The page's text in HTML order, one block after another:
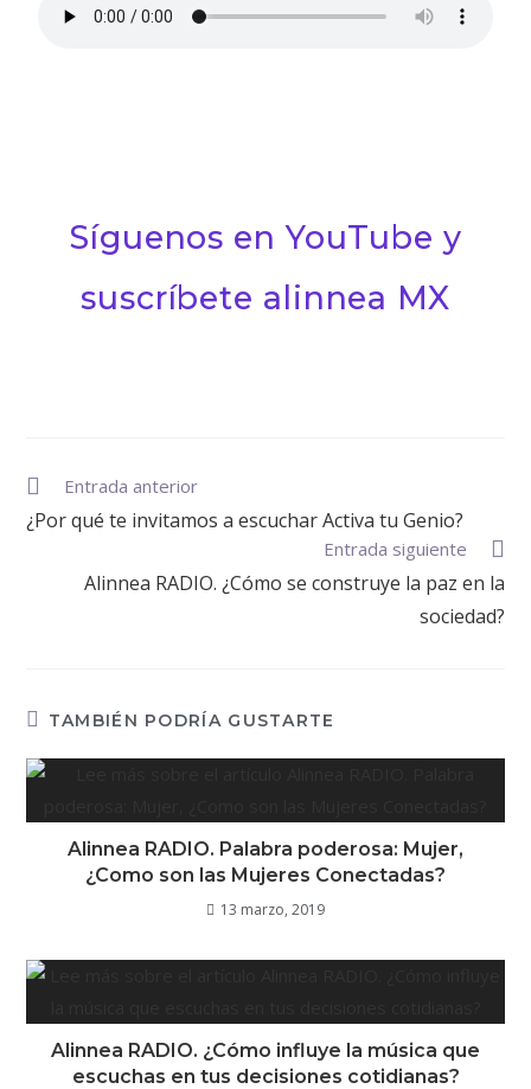
Síguenos en YouTube y
suscríbete alinnea MX
Entrada anterior
¿Por qué te invitamos a escuchar Activa tu Genio?
Entrada siguiente
Alinnea RADIO. ¿Cómo se construye la paz en la
sociedad?
TAMBIÉN PODRÍA GUSTARTE
Alinnea RADIO. Palabra poderosa: Mujer,
¿Como son las Mujeres Conectadas?
13 marzo, 2019
Alinnea RADIO. ¿Cómo influye la música que
escuchas en tus decisiones cotidianas?